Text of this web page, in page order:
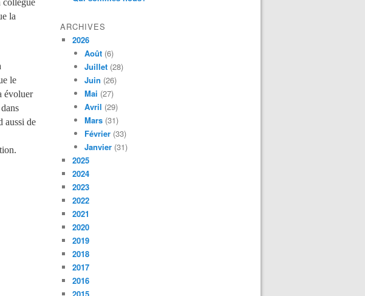
collègue
la
le
évoluer
aussi de
ARCHIVES
2026
Août (6)
Juillet (28)
Juin (26)
Mai (27)
Avril (29)
Mars (31)
Février (33)
Janvier (31)
2025
2024
2023
2022
2021
2020
2019
2018
2017
2016